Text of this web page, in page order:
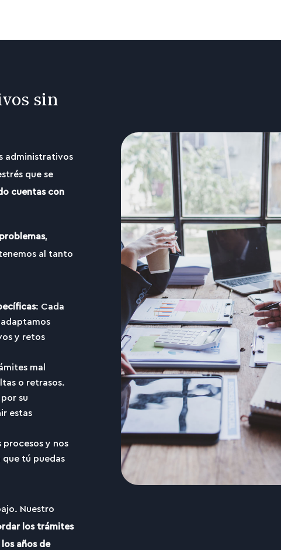
sin
administrativos
que se
cuentas con
,
al tanto
: Cada
y retos
mal
o retrasos.
su
estas
procesos y nos
que tú puedas
Nuestro
los trámites
años de